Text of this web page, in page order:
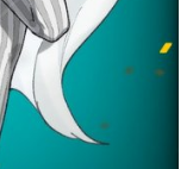
り上がらない。あ
印象がまだしょぼ
たシコが止まら